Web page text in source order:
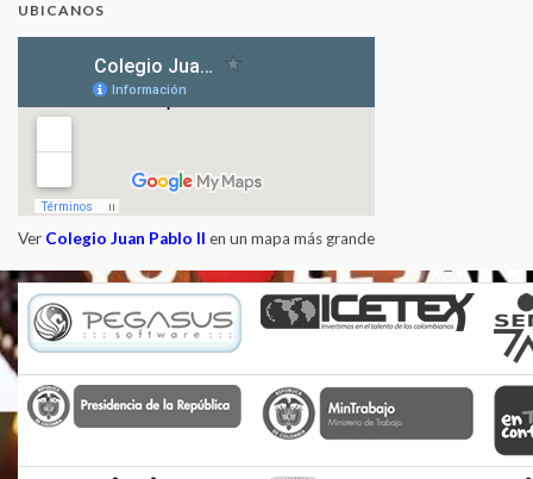
UBICANOS
Ver Colegio Juan Pablo II en un mapa más grande